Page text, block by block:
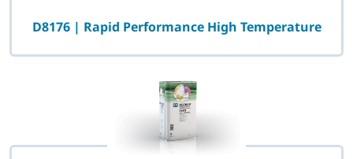
D8176 | Rapid Performance High Temperature